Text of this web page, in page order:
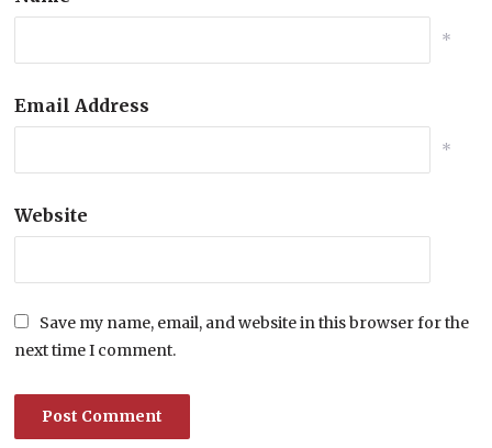
*
Email Address
*
Website
Save my name, email, and website in this browser for the
next time I comment.